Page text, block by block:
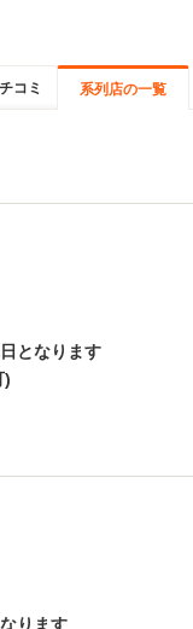
コミ 系列店の一覧
となります
)
ります